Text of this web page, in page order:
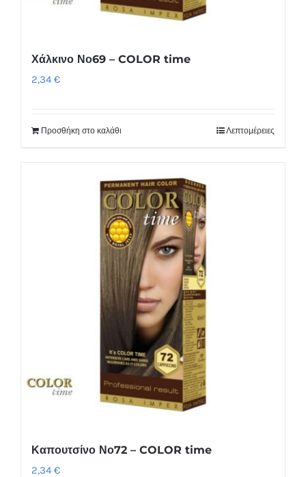
Χάλκινο Νο69 – COLOR time
2,34 €
Προσθήκη στο καλάθι Λεπτομέρειες
Καπουτσίνο Νο72 – COLOR time
2,34 €